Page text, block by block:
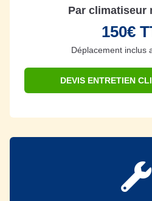
Par climatiseur
150€
Déplacement inclus
DEVIS ENTRETIEN